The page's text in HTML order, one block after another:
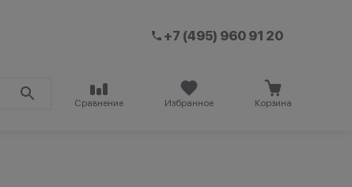
+7 (495) 960 91 20
Сравнение Избранное Корзина